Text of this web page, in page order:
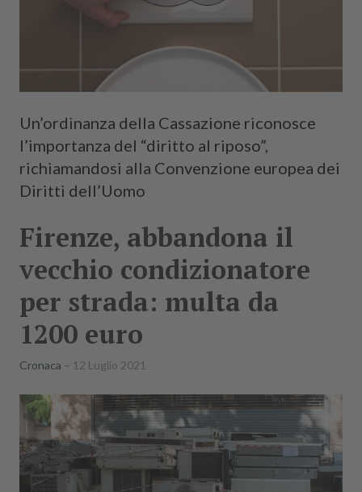
Un’ordinanza della Cassazione riconosce
l’importanza del “diritto al riposo”,
richiamandosi alla Convenzione europea dei
Diritti dell’Uomo
Firenze, abbandona il
vecchio condizionatore
per strada: multa da
1200 euro
Cronaca 12 Luglio 2021